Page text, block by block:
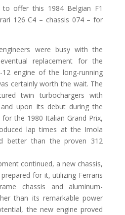
to offer this 1984 Belgian F1
126 C4 – chassis 074 – for
were busy with the
replacement for the
engine of the long-running
certainly worth the wait. The
twin turbochargers with
upon its debut during the
the 1980 Italian Grand Prix,
lap times at the Imola
better than the proven 312
continued, a new chassis,
for it, utilizing Ferraris
chassis and aluminum-
than its remarkable power
the new engine proved